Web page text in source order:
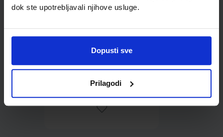
dok ste upotrebljavali njihove usluge.
Dopusti sve
Prilagodi
0,85 €